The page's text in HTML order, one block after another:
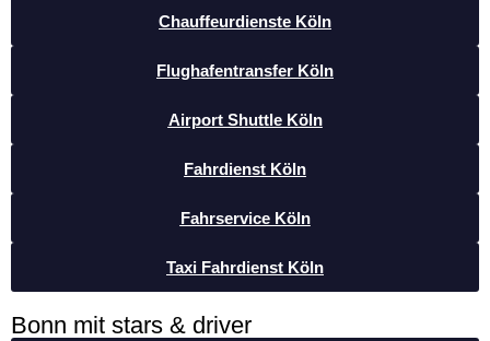
Chauffeurdienste Köln
Flughafentransfer Köln
Airport Shuttle Köln
Fahrdienst Köln
Fahrservice Köln
Taxi Fahrdienst Köln
Bonn mit stars & driver